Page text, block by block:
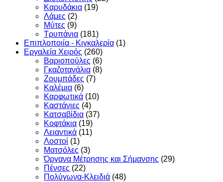
Καρυδάκια (19)
Λάμες (2)
Μύτες (9)
Τρυπάνια (181)
Επιπλοποιία - Κιγκαλερία (1)
Εργαλεία Χειρός (260)
Βαριοπούλες (6)
Γκαζοτανάλια (8)
Ζουμπάδες (7)
Καλέμια (6)
Καρφωτικά (10)
Καστάνιες (4)
Κατσαβίδια (37)
Κοφτάκια (19)
Λειαντικά (11)
Λοστοί (1)
Ματσόλες (3)
Όργανα Μέτρησης και Σήμανσης (29)
Πένσες (22)
Πολύγωνα-Κλειδιά (48)